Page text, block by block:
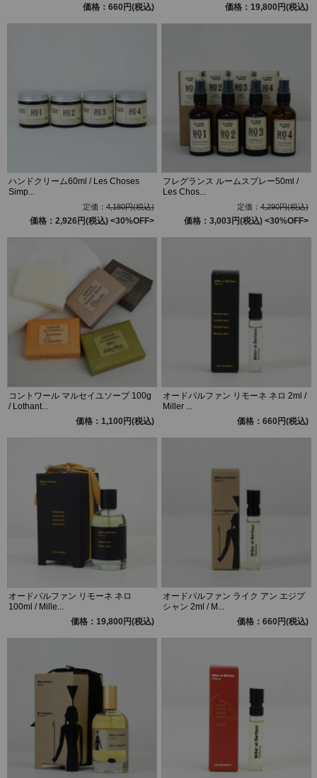
価格：660円(税込)
価格：19,800円(税込)
ハンドクリーム60ml / Les Choses
Simp...
定価：4,180円(税込)
価格：2,926円(税込) <30%OFF>
フレグランス ルームスプレー50ml /
Les Chos...
定価： 4,290円(税込)
価格：3,003円(税込) <30%OFF>
コントワール マルセイユソープ 100g
/ Lothant...
価格：1,100円(税込)
オードパルファン リモーネ ネロ 2ml /
Miller ...
価格：660円(税込)
オードパルファン リモーネ ネロ
100ml / Mille...
価格：19,800円(税込)
オードパルファン ライク アン エジプ
シャン 2ml / M...
価格：660円(税込)